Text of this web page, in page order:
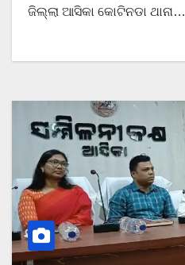
ଜିଲ୍ଲା ଆସିକା କୋଟିନଡା ଥାନା…